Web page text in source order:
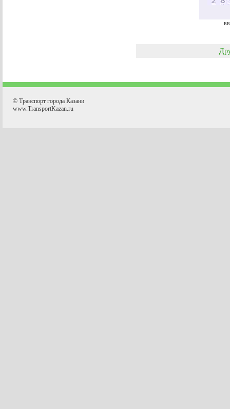
© Транспорт города Казани
www.TransportKazan.ru